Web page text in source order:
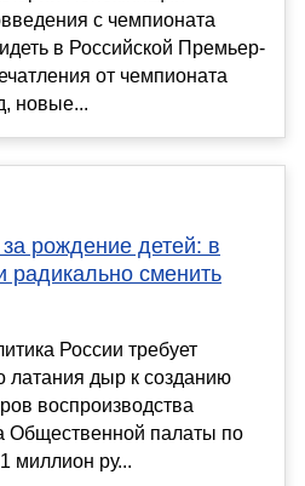
с чемпионата
в Российской Премьер-
от чемпионата
новые...
рождение детей: в
радикально сменить
России требует
латания дыр к созданию
воспроизводства
Общественной палаты по
миллион ру...